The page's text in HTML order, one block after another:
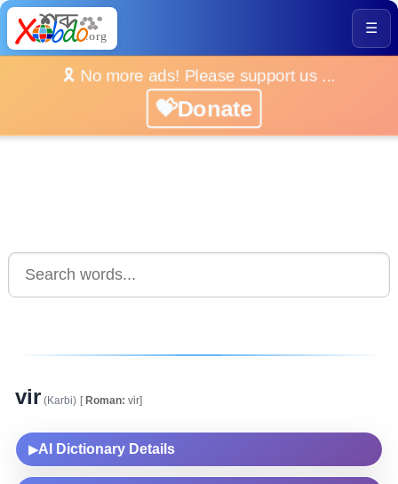
☰
🎗️ No more ads! Please support us ...
💝Donate
vir (Karbi) [Roman: vir]
▶AI Dictionary Details